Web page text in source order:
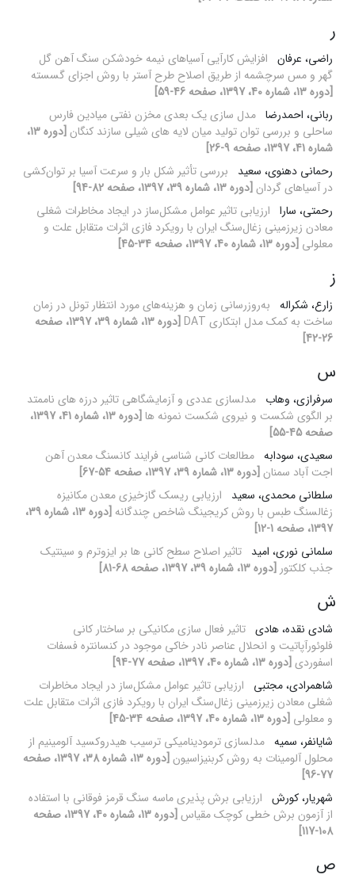
ر
راضی، عرفان افزایش کارآیی آسیاهای نیمه خودشکن سنگ آهن گل
گهر و مس سرچشمه از طریق اصلاح طرح آستر با روش اجزای گسسته
[دوره 13، شماره 40، 1397، صفحه 46-59]
ربانی، احمدرضا مدل سازی یک بعدی مخزن نفتی میادین فارس
ساحلی و بررسی توان تولید میان لایه های شیلی سازند کنگان
[دوره 13،
شماره 41، 1397، صفحه 9-26]
رحمانی دهنوی، سعید
بررسی تأثیر شکل بار و سرعت آسیا بر توان‌کشی
در آسیاهای گردان [دوره 13، شماره 39، 1397، صفحه 82-94]
رحمتی، سارا ارزیابی تاثیر عوامل مشکل‌ساز در ایجاد مخاطرات شغلی
معادن زیرزمینی زغال‌سنگ ایران با رویکرد فازی اثرات متقابل علت و
معلولی [دوره 13، شماره 40، 1397، صفحه 34-45]
ز
زارع، شکراله به‌روزرسانی زمان و هزینه‌های مورد انتظار تونل در زمان
ساخت به کمک مدل ابتکاری DAT
[دوره 13، شماره 39، 1397، صفحه
26-42]
س
سرفرازی، وهاب مدلسازی عددی و آزمایشگاهی تاثیر درزه های ناممتد
بر الگوی شکست و نیروی شکست نمونه ها
[دوره 13، شماره 41، 1397،
صفحه 45-55]
سعیدی، سودابه مطالعات کانی شناسی فرایند کانسنگ معدن آهن
اجت آباد سمنان [دوره 13، شماره 39، 1397، صفحه 54-67]
سلطانی محمدی، سعید
ارزیابی ریسک گازخیزی معدن مکانیزه
زغال‏سنگ طبس با روش‌ کریجینگ شاخص چندگانه
[دوره 13، شماره 39،
1397، صفحه 1-12]
سلمانی نوری، امید تاثیر اصلاح سطح کانی ها بر ایزوترم و سینتیک
جذب کلکتور [دوره 13، شماره 39، 1397، صفحه 68-81]
ش
شادی نقده، هادی تاثیر فعال سازی مکانیکی بر ساختار کانی
فلوئورآپاتیت و انحلال عناصر نادر خاکی موجود در کنسانتره فسفات
اسفوردی [دوره 13، شماره 40، 1397، صفحه 77-94]
شاهمرادی، مجتبی
ارزیابی تاثیر عوامل مشکل‌ساز در ایجاد مخاطرات
شغلی معادن زیرزمینی زغال‌سنگ ایران با رویکرد فازی اثرات متقابل علت
و معلولی [دوره 13، شماره 40، 1397، صفحه 34-45]
شایانفر، سمیه مدلسازی ترمودینامیکی ترسیب هیدروکسید آلومینیم از
محلول آلومینات به روش کربنیزاسیون
[دوره 13، شماره 38، 1397، صفحه
77-96]
شهریار، کورش ارزیابی برش پذیری ماسه سنگ قرمز فوقانی با استفاده
از آزمون برش خطی کوچک مقیاس
[دوره 13، شماره 40، 1397، صفحه
108-117]
ص